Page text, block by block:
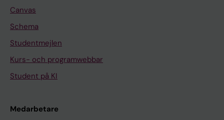
Canvas
Schema
Studentmejlen
Kurs- och programwebbar
Student på KI
Medarbetare